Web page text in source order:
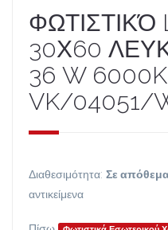
30Χ60
36 W
VK/04051/
Διαθεσιμότητα: Σε
αντικείμενα